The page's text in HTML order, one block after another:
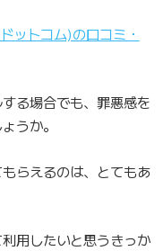
ットコム)の口コミ・
る場合でも、罪悪感を
うか。
らえるのは、とてもあ
用したいと思うきっか